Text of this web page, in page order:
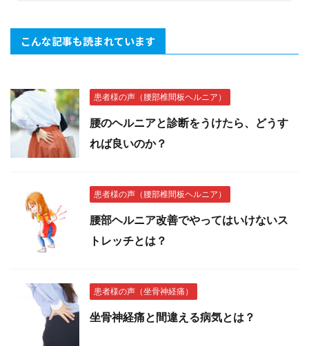
こんな記事も読まれています
患者様の声（腰部椎間板ヘルニア）
腰のヘルニアと診断をうけたら、どうす
れば良いのか？
患者様の声（腰部椎間板ヘルニア）
腰部ヘルニア改善でやってはいけないス
トレッチとは？
患者様の声（坐骨神経痛）
坐骨神経痛と間違える病気とは？